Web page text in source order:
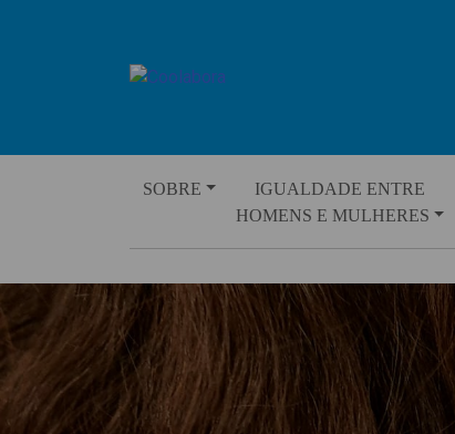
SOBRE
IGUALDADE ENTRE
HOMENS E MULHERES